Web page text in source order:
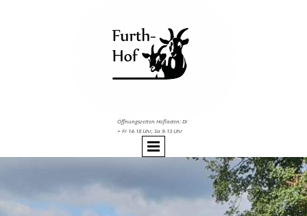
Öffnungszeiten Hofladen: Di
+ Fr 14-18 Uhr, Sa 9-13 Uhr